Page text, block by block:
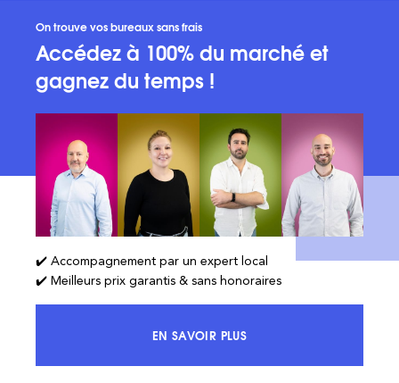
On trouve vos bureaux sans frais
Accédez à 100% du marché et
gagnez du temps !
✔️ Accompagnement par un expert local
✔️ Meilleurs prix garantis & sans honoraires
EN SAVOIR PLUSACCÉDEZ À 100% DU MARCHÉ ET